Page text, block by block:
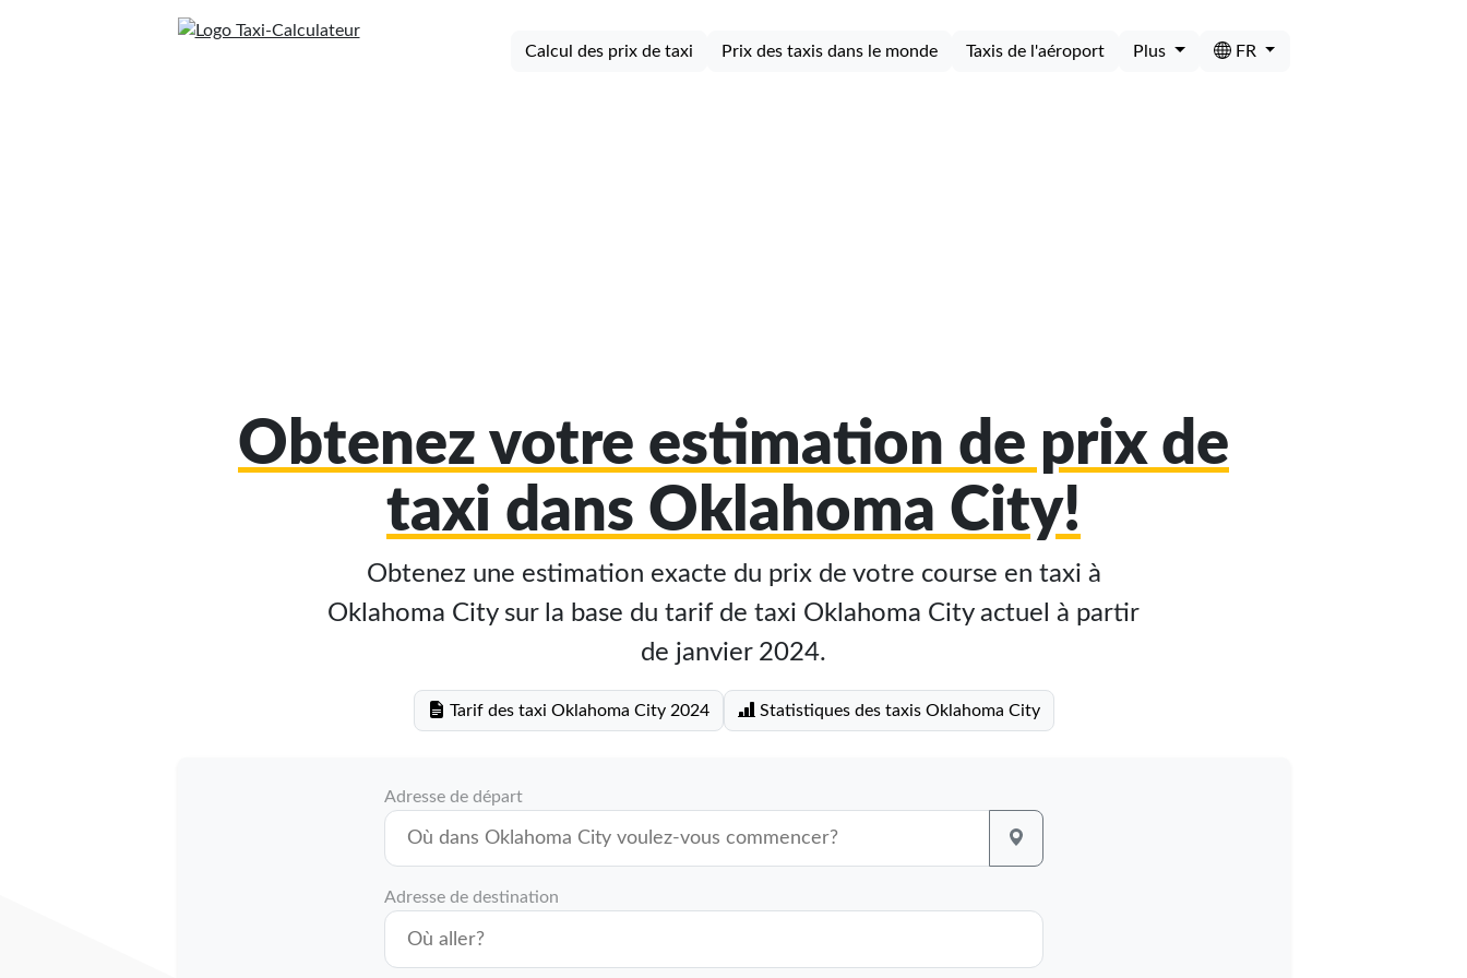
Calcul des prix de taxi Prix des taxis dans le monde Taxis de l'aéroport Plus FR
Obtenez votre estimation de prix de
taxi dans Oklahoma City!
Obtenez une estimation exacte du prix de votre course en taxi à
Oklahoma City sur la base du tarif de taxi Oklahoma City actuel à partir
de janvier 2024.
Tarif des taxi Oklahoma City 2024 Statistiques des taxis Oklahoma City
Adresse de départ
Adresse de destination